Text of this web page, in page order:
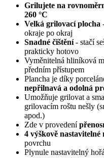
Grilujete na
260 °C
Velká grilovací plocha
okraje po okraj
Snadné čištění- stačí
prakticky hotovo
Vyměnitelná hliníková
předním přístupem
Plancha je díky
nepřilnavá a odolná
Umožňuje grilovat a
grilovacím roštu nešly
apod.)
Zde v provedení
4 výškově nastavitelné
povrchu
Plynule nastavitelný